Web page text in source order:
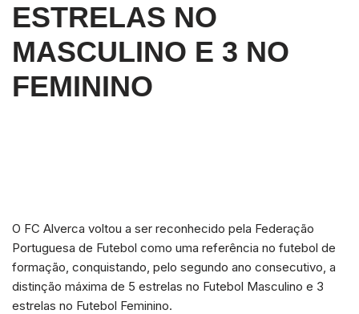
ESTRELAS NO
MASCULINO E 3 NO
FEMININO
O FC Alverca voltou a ser reconhecido pela Federação
Portuguesa de Futebol como uma referência no futebol de
formação, conquistando, pelo segundo ano consecutivo, a
distinção máxima de 5 estrelas no Futebol Masculino e 3
estrelas no Futebol Feminino.